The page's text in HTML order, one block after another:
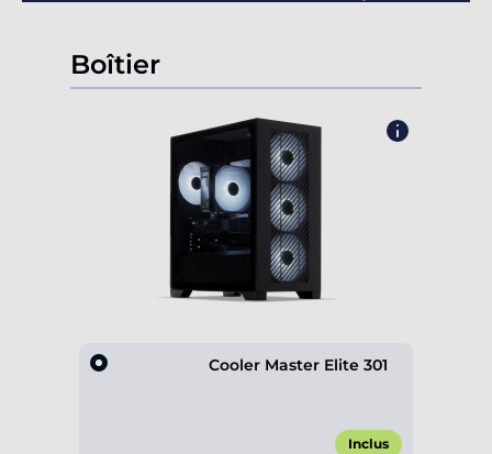
Boîtier
Cooler Master Elite 301
Inclus